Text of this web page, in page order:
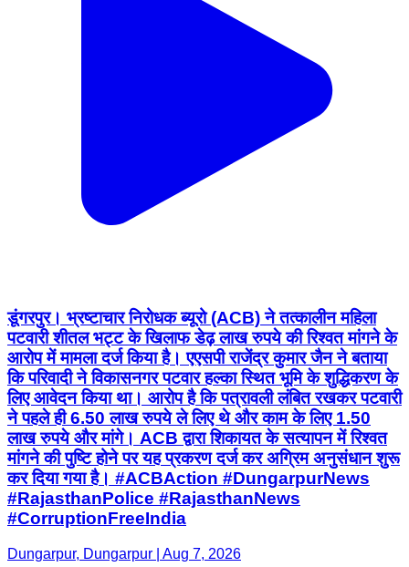
डूंगरपुर। भ्रष्टाचार निरोधक ब्यूरो (ACB) ने तत्कालीन महिला
पटवारी शीतल भट्ट के खिलाफ डेढ़ लाख रुपये की रिश्वत मांगने के
आरोप में मामला दर्ज किया है। एएसपी राजेंद्र कुमार जैन ने बताया
कि परिवादी ने विकासनगर पटवार हल्का स्थित भूमि के शुद्धिकरण के
लिए आवेदन किया था। आरोप है कि पत्रावली लंबित रखकर पटवारी
ने पहले ही 6.50 लाख रुपये ले लिए थे और काम के लिए 1.50
लाख रुपये और मांगे। ACB द्वारा शिकायत के सत्यापन में रिश्वत
मांगने की पुष्टि होने पर यह प्रकरण दर्ज कर अग्रिम अनुसंधान शुरू
कर दिया गया है। #ACBAction #DungarpurNews
#RajasthanPolice #RajasthanNews
#CorruptionFreeIndia
Dungarpur, Dungarpur | Aug 7, 2026